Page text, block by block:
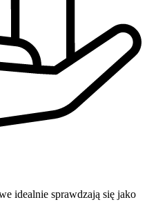
idealnie sprawdzają się jako